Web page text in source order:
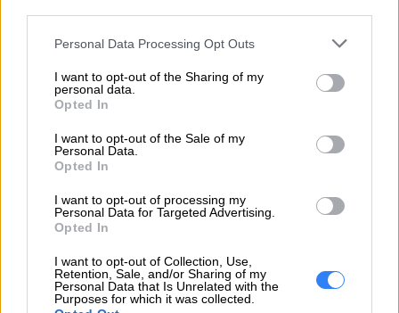
Personal Data Processing Opt Outs
I want to opt-out of the Sharing of my
personal data.
Opted In
I want to opt-out of the Sale of my
Personal Data.
Opted In
I want to opt-out of processing my
Personal Data for Targeted Advertising.
Opted In
I want to opt-out of Collection, Use,
Retention, Sale, and/or Sharing of my
Personal Data that Is Unrelated with the
Purposes for which it was collected.
IdeaPad 510-15IKB
Laptop - 80SV00PUAU
IdeaPad 510-15IKB
IdeaPad 510-15IKB
Laptop - 80SV00QXAU
Laptop - 80SV00REAU
IdeaPad 510-15IKB
Laptop - 80SV00RNAU
IdeaPad 510-15IKB
Laptop - 80SV00RVAU